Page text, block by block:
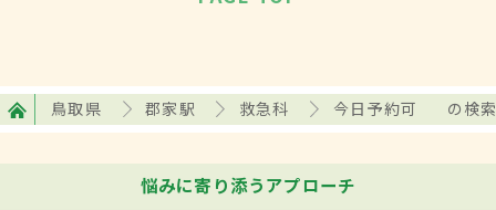
鳥取県 郡家駅 救急科 今日予約可 の検
悩みに寄り添うアプローチ